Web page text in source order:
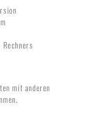
mit anderen